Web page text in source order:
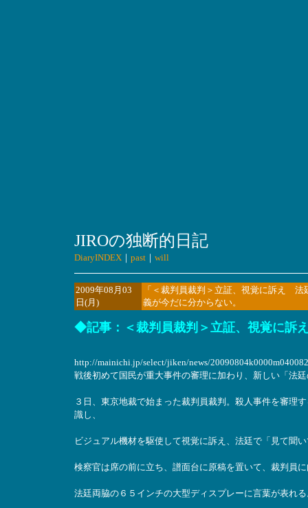
JIROの独断的日記
DiaryINDEX｜ past｜ will
2009年08月03
日(月)
「＜裁判員裁判＞立証、視覚に訴え
義が今だに分からない。
◆記事：＜裁判員裁判＞立証、視覚に訴
http://mainichi.jp/select/jiken/news/
戦後初めて国民が重大事件の審理に加わり、新しい「法
３日、東京地裁で始まった裁判員裁判。殺人事件を審理
識し、
ビジュアル機材を駆使して視覚に訴え、法廷で「見て聞
検察官は席の前に立ち、譜面台に原稿を置いて、裁判員
法廷両脇の６５インチの大型ディスプレーに言葉が表れ